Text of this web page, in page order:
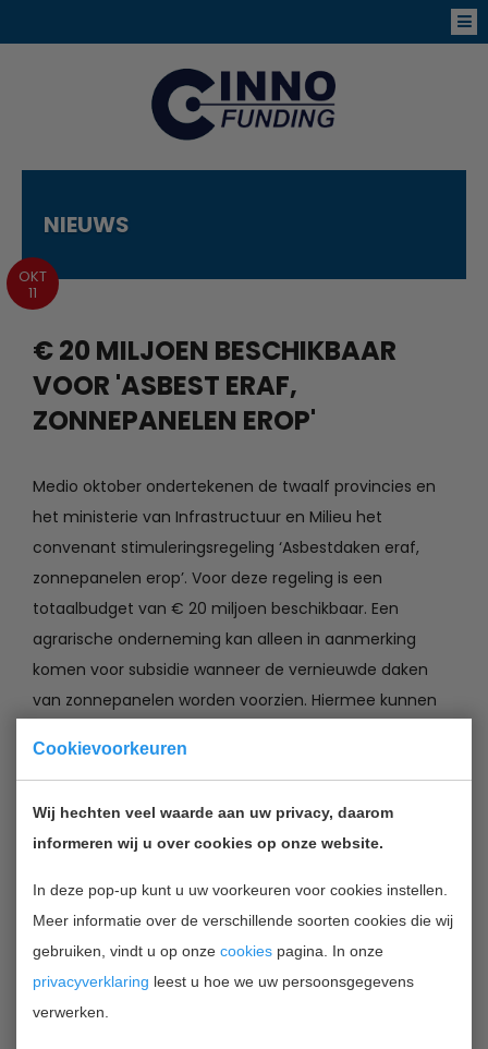
Cookievoorkeuren
Wij hechten veel waarde aan uw privacy, daarom
informeren wij u over cookies op onze website.
In deze pop-up kunt u uw voorkeuren voor cookies instellen.
Meer informatie over de verschillende soorten cookies die wij
gebruiken, vindt u op onze cookies pagina. In onze
privacyverklaring leest u hoe we uw persoonsgegevens
verwerken.
NIEUWS
OKT
11
€ 20 MILJOEN BESCHIKBAAR
VOOR 'ASBEST ERAF,
ZONNEPANELEN EROP'
Medio oktober ondertekenen de twaalf provincies en
het ministerie van Infrastructuur en Milieu het
convenant stimuleringsregeling ‘Asbestdaken eraf,
zonnepanelen erop’. Voor deze regeling is een
totaalbudget van € 20 miljoen beschikbaar. Een
agrarische onderneming kan alleen in aanmerking
komen voor subsidie wanneer de vernieuwde daken
van zonnepanelen worden voorzien. Hiermee kunnen
gezondheid mogelijke risicovolle asbest wordt
duurzame energie produceren. Daarnaast past het
plaatsen van zonnepanelen prima bij het verdergaand
verduurzamen van de landbouw.
Na het tekenen van het convenant wordt door de
provincies een gemeenschappelijke (model)
subsidieregeling opgesteld. Vervolgens gaat elke